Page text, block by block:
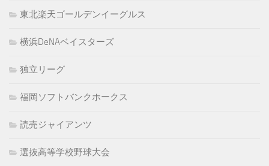
東北楽天ゴールデンイーグルス
横浜DeNAベイスターズ
独立リーグ
福岡ソフトバンクホークス
読売ジャイアンツ
選抜高等学校野球大会